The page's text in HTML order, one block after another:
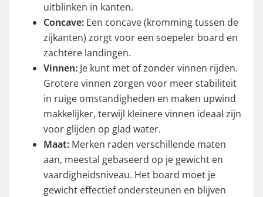
uitblinken in kanten.
Concave: Een concave (kromming tussen de
zijkanten) zorgt voor een soepeler board en
zachtere landingen.
Vinnen: Je kunt met of zonder vinnen rijden.
Grotere vinnen zorgen voor meer stabiliteit
in ruige omstandigheden en maken upwind
makkelijker, terwijl kleinere vinnen ideaal zijn
voor glijden op glad water.
Maat: Merken raden verschillende maten
aan, meestal gebaseerd op je gewicht en
vaardigheidsniveau. Het board moet je
gewicht effectief ondersteunen en blijven